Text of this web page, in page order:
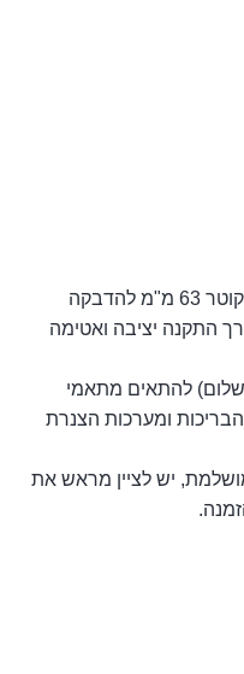
המשאבה מגיעה עם חיבורי PVC בקוטר 63 מ"מ להדבקה
התקנה יציבה ואטימה
להתאים מתאמי
ומערכות הצנרת
יש לציין מראש את